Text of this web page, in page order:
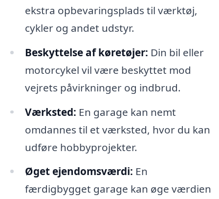
ekstra opbevaringsplads til værktøj,
cykler og andet udstyr.
Beskyttelse af køretøjer: Din bil eller
motorcykel vil være beskyttet mod
vejrets påvirkninger og indbrud.
Værksted: En garage kan nemt
omdannes til et værksted, hvor du kan
udføre hobbyprojekter.
Øget ejendomsværdi: En
færdigbygget garage kan øge værdien